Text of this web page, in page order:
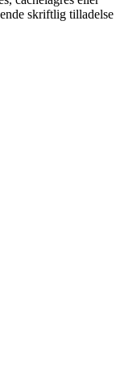
skriftlig tilladelse